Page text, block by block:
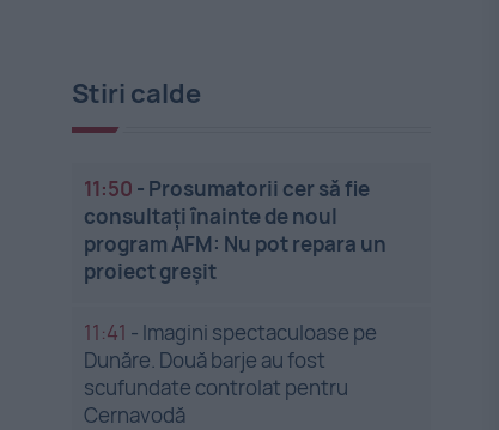
Stiri calde
11:50 - Prosumatorii cer să fie
consultați înainte de noul
program AFM: Nu pot repara un
proiect greșit
11:41 - Imagini spectaculoase pe
Dunăre. Două barje au fost
scufundate controlat pentru
Cernavodă